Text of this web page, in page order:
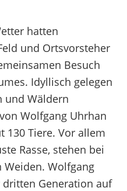
hatten
und Ortsvorsteher
Besuch
Idyllisch gelegen
und Wäldern
Wolfgang Uhrhan
130 Tiere. Vor allem
Rasse, stehen bei
Wolfgang
Generation auf